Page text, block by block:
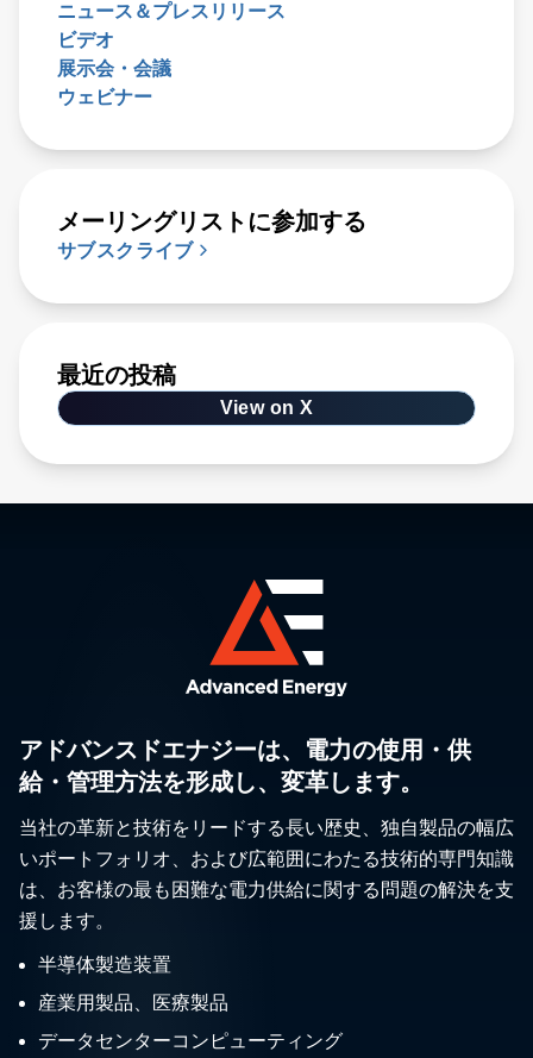
ニュース＆プレスリリース
ビデオ
展示会・会議
ウェビナー
メーリングリストに参加する
サブスクライブ
最近の投稿
View on X
アドバンスドエナジーは、電力の使用・供
給・管理方法を形成し、変革します。
当社の革新と技術をリードする長い歴史、独自製品の幅広
いポートフォリオ、および広範囲にわたる技術的専門知識
は、お客様の最も困難な電力供給に関する問題の解決を支
援します。
半導体製造装置
産業用製品、医療製品
データセンターコンピューティング